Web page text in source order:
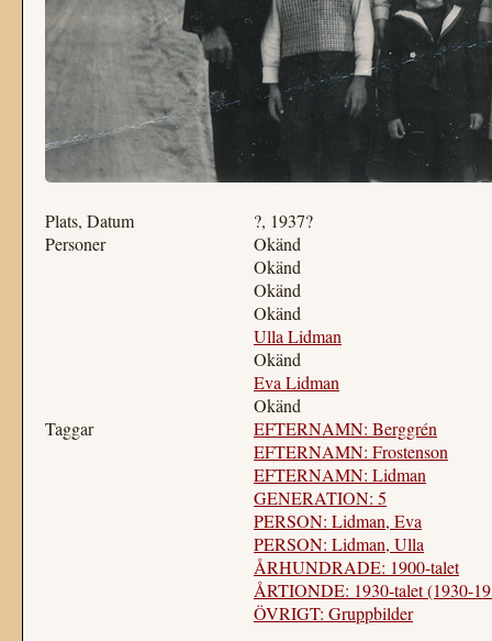
Plats, Datum
?, 1937?
Personer
Okänd
Okänd
Okänd
Okänd
Ulla Lidman
Okänd
Eva Lidman
Okänd
Taggar
EFTERNAMN: Berggrén
EFTERNAMN: Frostenson
EFTERNAMN: Lidman
GENERATION: 5
PERSON: Lidman, Eva
PERSON: Lidman, Ulla
ÅRHUNDRADE: 1900-talet
ÅRTIONDE: 1930-talet (1930-
ÖVRIGT: Gruppbilder